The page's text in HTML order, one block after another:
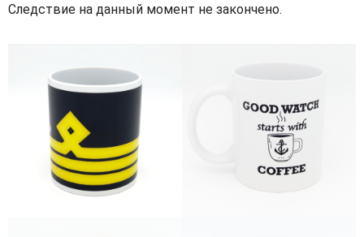
Следствие на данный момент не закончено.